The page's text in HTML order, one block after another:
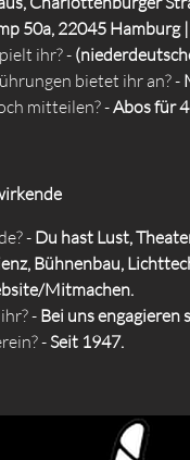
50a, 22045
ihr? -
bietet ihr an? -
mitteilen? -Abos für
- Du hast Lust,
Bühnenbau,
Mitmachen.
- Bei uns
- Seit 1947.